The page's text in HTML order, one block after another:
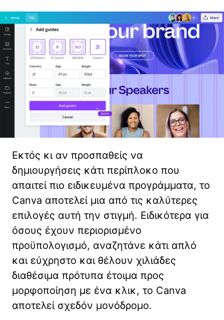
Εκτός κι αν προσπαθείς να
δημιουργήσεις κάτι περίπλοκο που
απαιτεί πιο ειδικευμένα προγράμματα, το
Canva αποτελεί μια από τις καλύτερες
επιλογές αυτή την στιγμή. Ειδικότερα για
όσους έχουν περιορισμένο
προϋπολογισμό, αναζητάνε κάτι απλό
και εύχρηστο και θέλουν χιλιάδες
διαθέσιμα πρότυπα έτοιμα προς
μορφοποίηση με ένα κλικ, το Canva
αποτελεί σχεδόν μονόδρομο.